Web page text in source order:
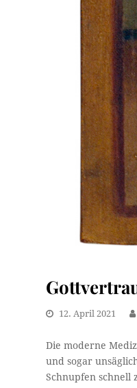
12. April 2021
Die moderne
und sogar
Schnupfen schnell